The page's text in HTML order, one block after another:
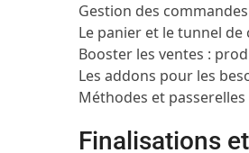
Gestion des commandes
Le panier et le tunnel de
Booster les ventes :
Les addons pour les
Méthodes et
Finalisations